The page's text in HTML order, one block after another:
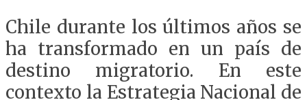
Chile durante los últimos años se
ha transformado en un país de
destino migratorio. En este
contexto la Estrategia Nacional de